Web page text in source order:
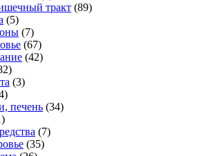
тракт (89)
(5)
(7)
(67)
(42)
(3)
печень (34)
(7)
(35)